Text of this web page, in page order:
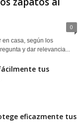
0
en casa, según los
y dar relevancia...
tus
eficazmente tus